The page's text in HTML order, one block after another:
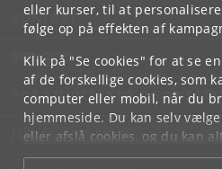
eller kurser, til at
følge op på effekten af
Klik på "Se cookies" for at se
af de forskellige cookies, som
computer eller mobil, når du
hjemmeside. Du kan selv
eller afslå cookies, og du kan
underCookie- og
KONTAKT
SERVICES
FOR STUDERENDE OG
JOB OG KARRIERE